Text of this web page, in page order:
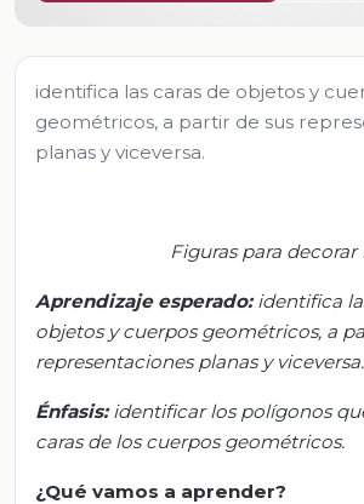
identifica las caras de objetos y
geométricos, a partir de sus
planas y viceversa.
Figuras para decorar
Aprendizaje esperado: identifica
objetos y cuerpos geométricos, a
representaciones planas y viceversa.
Énfasis: identificar los polígonos
caras de los cuerpos geométricos.
¿Qué vamos a aprender?